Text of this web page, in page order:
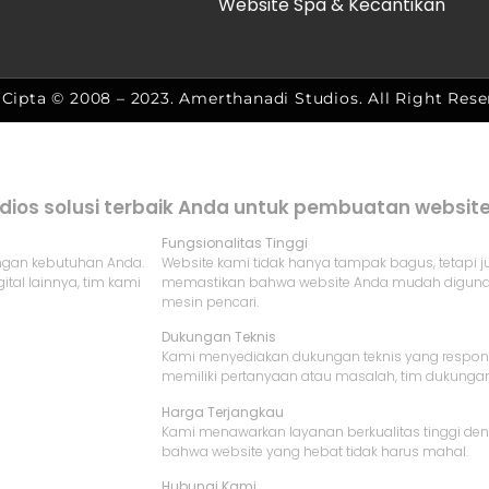
© 2008 – 2023. Amerthanadi Studios. All Right
solusi terbaik Anda untuk pembuatan
kebutuhan Anda.
lainnya, tim kami
Fungsionalitas Tinggi
Website kami tidak hanya tampak bagus, tetapi
memastikan bahwa website Anda mudah
mesin pencari.
Dukungan Teknis
Kami menyediakan dukungan teknis yang
memiliki pertanyaan atau masalah, tim
Harga Terjangkau
Kami menawarkan layanan berkualitas tinggi
bahwa website yang hebat tidak harus mahal.